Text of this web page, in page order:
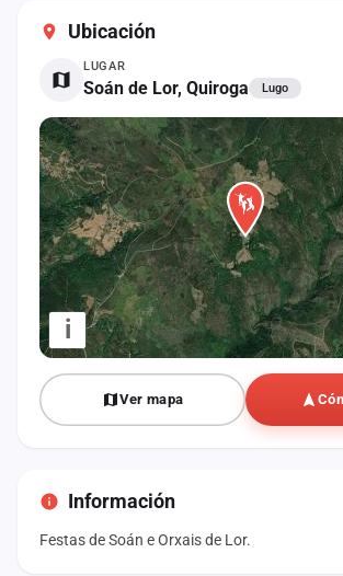
Ubicación
LUGAR
Soán de Lor, Quiroga Lugo
i
Ver mapa
Información
Festas de Soán e Orxais de Lor.